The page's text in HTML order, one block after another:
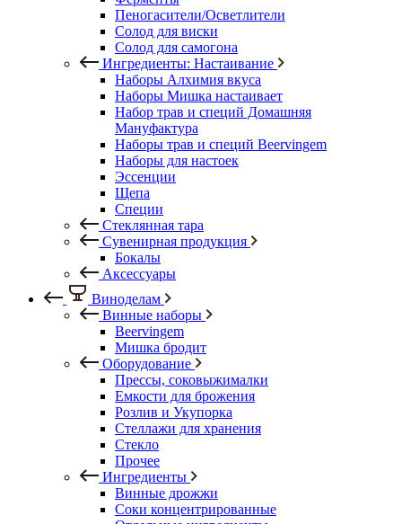
Пеногасители/Осветлители
Солод для виски
Солод для самогона
Ингредиенты: Настаивание
Наборы Алхимия вкуса
Наборы Мишка настаивает
Набор трав и специй Домашняя
Мануфактура
Наборы трав и специй Beervingem
Наборы для настоек
Эссенции
Щепа
Специи
Стеклянная тара
Сувенирная продукция
Бокалы
Аксессуары
Виноделам
Винные наборы
Beervingem
Мишка бродит
Оборудование
Прессы, соковыжималки
Емкости для брожения
Розлив и Укупорка
Стеллажи для хранения
Стекло
Прочее
Ингредиенты
Винные дрожжи
Соки концентрированные